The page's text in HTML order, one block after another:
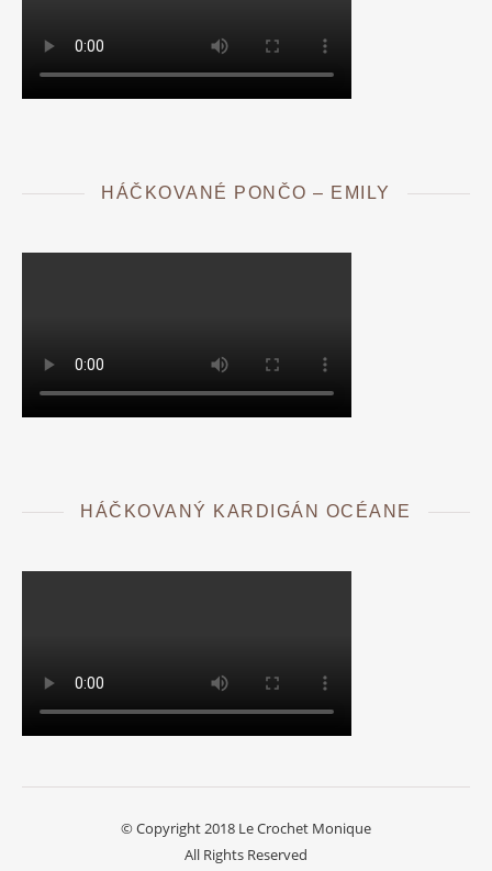
HÁČKOVANÉ PONČO – EMILY
HÁČKOVANÝ KARDIGÁN OCÉANE
© Copyright 2018 Le Crochet Monique
All Rights Reserved